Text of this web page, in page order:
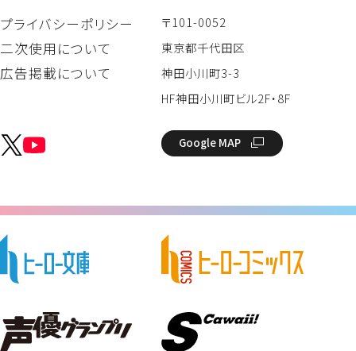
プライバシーポリシー
二次使用について
広告掲載について
〒101-0052
東京都千代田区
神田小川町3-3
HF神田小川町ビル2F・8F
Google MAP